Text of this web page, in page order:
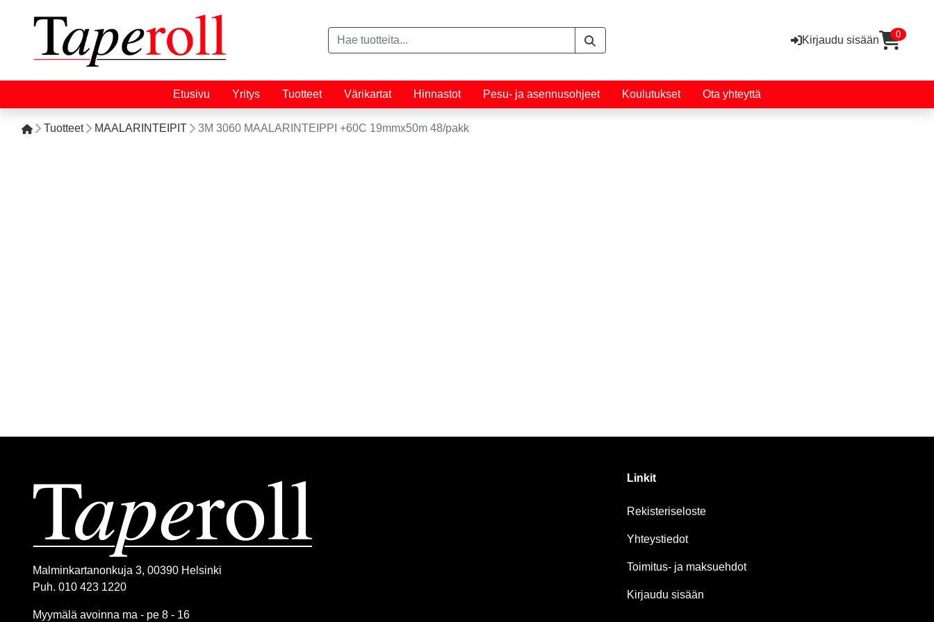
Kirjaudu sisään 0
Etusivu Yritys Tuotteet Värikartat Hinnastot Pesu- ja asennusohjeet Koulutukset Ota yhteyttä
Tuotteet MAALARINTEIPIT 3M 3060 MAALARINTEIPPI +60C 19mmx50m 48/pakk
Malminkartanonkuja 3, 00390 Helsinki
Puh. 010 423 1220
Myymälä avoinna ma - pe 8 - 16
Linkit
Rekisteriseloste
Yhteystiedot
Toimitus- ja maksuehdot
Kirjaudu sisään